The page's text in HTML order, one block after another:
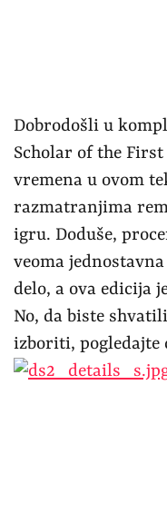
Dobrodošli u
Scholar of the
vremena u ovom
razmatranjima
igru. Doduše,
veoma
delo, a ova edicija
No, da biste
izboriti,